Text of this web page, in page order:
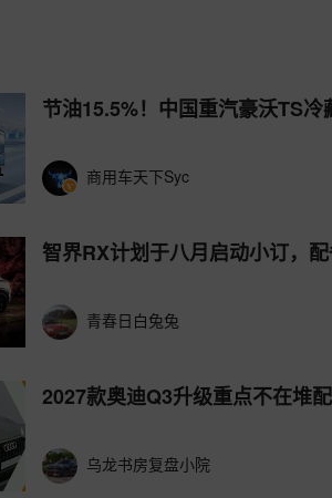
节油15.5%！中国重汽豪沃TS
商用车天下Syc
智界RX计划于八月启动小订，
青春日白兔兔
2027款奥迪Q3升级重点不在堆
乌龙书房复盘小院